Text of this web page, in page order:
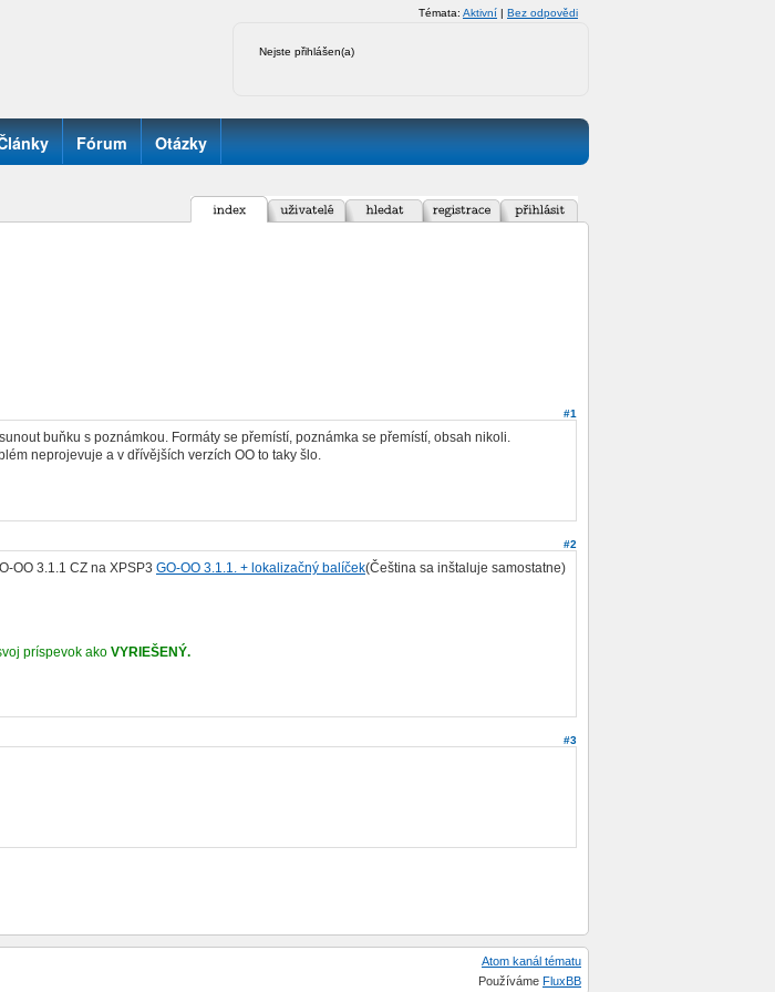
Nejste přihlášen(a)
Témata: Aktivní | Bez odpovědi
Fórum Otázky
#1
buňku s poznámkou. Formáty se přemístí, poznámka se přemístí, obsah nikoli.
neprojevuje a v dřívějších verzích OO to taky šlo.
#2
OO 3.1.1 CZ na XPSP3 GO-OO 3.1.1. + lokalizačný balíček(Čeština sa inštaluje samostatne)
príspevok ako VYRIEŠENÝ.
#3
Atom kanál tématu
Používáme FluxBB